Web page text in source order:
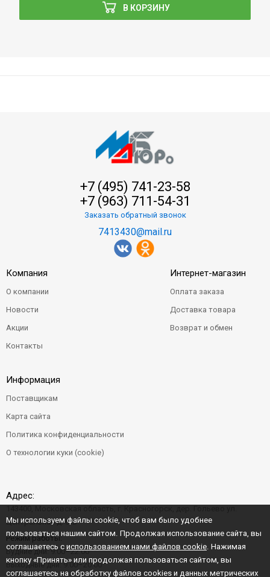
В КОРЗИНУ
+7 (495) 741-23-58
+7 (963) 711-54-31
Заказать обратный звонок
7413430@mail.ru
Компания
О компании
Новости
Акции
Контакты
Интернет-магазин
Оплата заказа
Доставка товара
Возврат и обмен
Информация
Поставщикам
Карта сайта
Политика конфиденциальности
О технологии куки (cookie)
Адрес:
Центральная д. 6"Б"
Режим работы:
Будние дни: 9:00–22:00
Выходные дни: 9:00–20:00
Мы используем файлы cookie, чтоб вам было удобнее
пользоваться нашим сайтом. Продолжая использование сайта, вы
соглашаетесь с использованием нами файлов cookie . Нажимая
кнопку «Принять» или продолжая пользоваться сайтом, вы
соглашаетесь на обработку файлов cookies и данных метрических